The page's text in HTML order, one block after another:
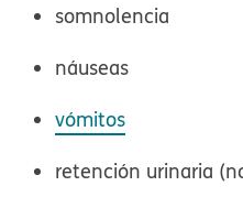
somnolencia
náuseas
vómitos
retención urinaria